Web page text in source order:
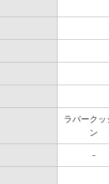
ラバークッ
ン
-